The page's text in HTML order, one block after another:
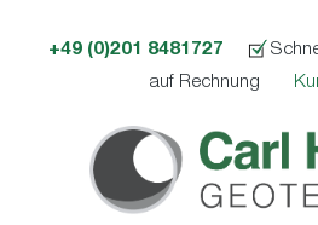
+49 (0)201 8481727
auf Rechnung